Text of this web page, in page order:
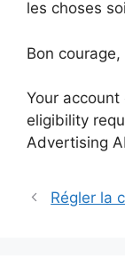
les choses
Bon
Your
eligibility
Advertising
Régler la